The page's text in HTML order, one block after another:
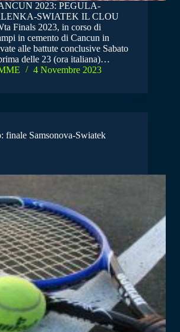
2023: PEGULA-
SWIATEK IL CLOU
Finals 2023, in corso di
in cemento di Cancun in
alle battute conclusive Sabato
delle 23 (ora italiana)…
4 Novembre 2023
finale Samsonova-Swiatek